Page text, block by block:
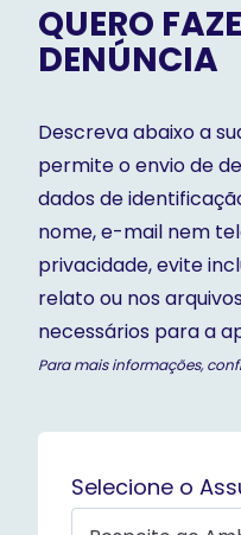
QUERO
DENÚNCIA
Descreva abaixo a
permite o envio de
dados de
nome, e-mail nem
privacidade, evite
relato ou nos
necessários para a
Para mais informações,
Selecione o